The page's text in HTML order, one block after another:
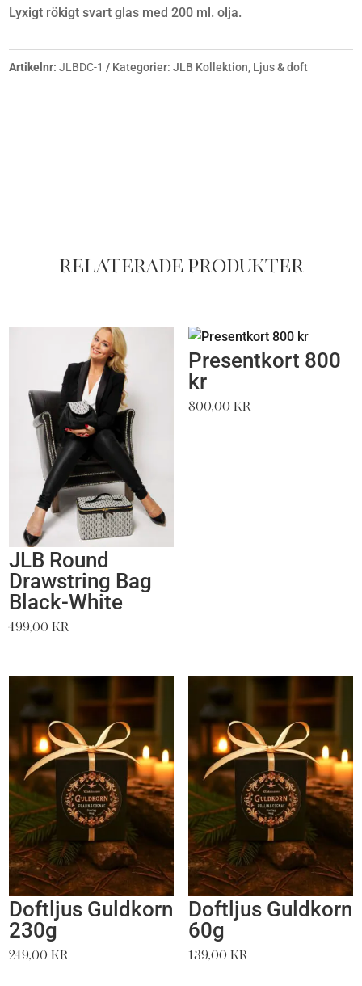
Lyxigt rökigt svart glas med 200 ml. olja.
Artikelnr:JLBDC-1 Kategorier:JLB Kollektion, Ljus & doft
Relaterade produkter
JLB Round
Drawstring Bag
Black-White
499,00kr
Presentkort 800
kr
800,00 kr
Doftljus Guldkorn
230g
249,00kr
Doftljus Guldkorn
60g
139,00 kr